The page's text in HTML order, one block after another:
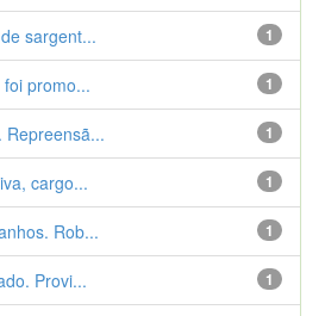
1
sargent...
1
promo...
1
Repreensã...
1
cargo...
1
Rob...
1
Provi...